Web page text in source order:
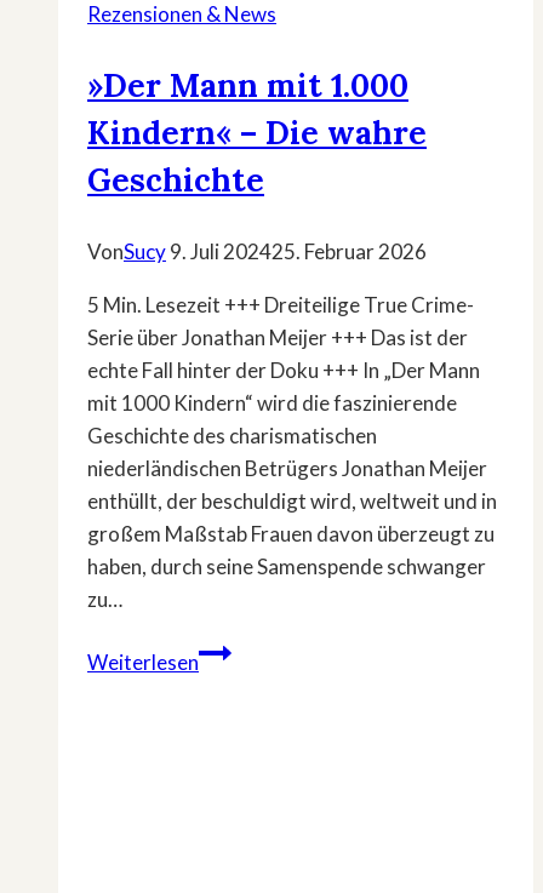
Rezensionen & News
»Der Mann mit 1.000
Kindern« – Die wahre
Geschichte
VonSucy9. Juli 202425. Februar 2026
5 Min. Lesezeit +++ Dreiteilige True Crime-
Serie über Jonathan Meijer +++ Das ist der
echte Fall hinter der Doku +++ In „Der Mann
mit 1000 Kindern“ wird die faszinierende
Geschichte des charismatischen
niederländischen Betrügers Jonathan Meijer
enthüllt, der beschuldigt wird, weltweit und in
großem Maßstab Frauen davon überzeugt zu
haben, durch seine Samenspende schwanger
zu…
Weiterlesen»Der